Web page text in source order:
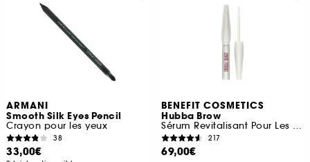
ARMANI
Smooth Silk Eyes Pencil
Crayon pour les yeux
38
33,00€
BENEFIT COSMETICS
Hubba Brow
Sérum Revitalisant Pour Les Sourcils
217
69,00€